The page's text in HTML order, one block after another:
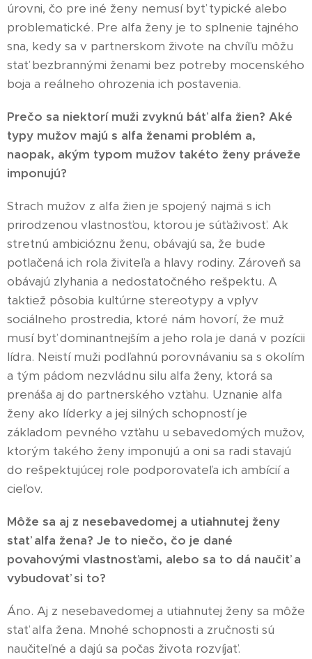
úrovni, čo pre iné ženy nemusí byť typické alebo
problematické. Pre alfa ženy je to splnenie tajného
sna, kedy sa v partnerskom živote na chvíľu môžu
stať bezbrannými ženami bez potreby mocenského
boja a reálneho ohrozenia ich postavenia.
Prečo sa niektorí muži zvyknú báť alfa žien? Aké
typy mužov majú s alfa ženami problém a,
naopak, akým typom mužov takéto ženy práveže
imponujú?
Strach mužov z alfa žien je spojený najmä s ich
prirodzenou vlastnosťou, ktorou je súťaživosť. Ak
stretnú ambicióznu ženu, obávajú sa, že bude
potlačená ich rola živiteľa a hlavy rodiny. Zároveň sa
obávajú zlyhania a nedostatočného rešpektu. A
taktiež pôsobia kultúrne stereotypy a vplyv
sociálneho prostredia, ktoré nám hovorí, že muž
musí byť dominantnejším a jeho rola je daná v pozícii
lídra. Neistí muži podľahnú porovnávaniu sa s okolím
a tým pádom nezvládnu silu alfa ženy, ktorá sa
prenáša aj do partnerského vzťahu. Uznanie alfa
ženy ako líderky a jej silných schopností je
základom pevného vzťahu u sebavedomých mužov,
ktorým takého ženy imponujú a oni sa radi stavajú
do rešpektujúcej role podporovateľa ich ambícií a
cieľov.
Môže sa aj z nesebavedomej a utiahnutej ženy
stať alfa žena? Je to niečo, čo je dané
povahovými vlastnosťami, alebo sa to dá naučiť a
vybudovať si to?
Áno. Aj z nesebavedomej a utiahnutej ženy sa môže
stať alfa žena. Mnohé schopnosti a zručnosti sú
naučiteľné a dajú sa počas života rozvíjať.